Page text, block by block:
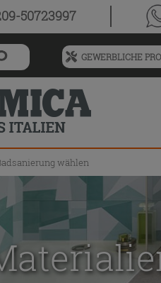
50723997
Menü
für
vorgeschlagenen
Siteinhalt
und
Suchprotokoll
GEWERBLICHE
wählen